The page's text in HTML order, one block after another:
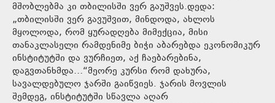
მშობლებმა კი თბილისში ვერ გაუშვეს.დედა:
„თბილისში ვერ გავუშვით, მინდოდა, ახლოს
მყოლოდა, რომ ყურადღება მიმექცია, მისი
თანაკლასელი რამდენიმე ბიჭი აბარებდა ეკონომიკურ
ინსტიტუტში და ვურჩიეთ, აქ ჩაებარებინა,
დაგვთანხმდა…“მეორე კურსი რომ დახურა,
სავალდებულო ჯარში გაიწვიეს. ჯარის მოვლის
შემდეგ, ინსტიტუტში სწავლა აღარ